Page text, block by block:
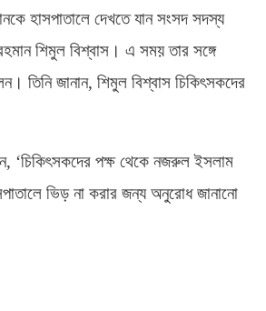
হাসপাতালে দেখতে যান সংসদ সদস্য
শিমুল বিশ্বাস। এ সময় তার সঙ্গে
তিনি জানান, শিমুল বিশ্বাস চিকিৎসকদের
, ‘চিকিৎসকদের পক্ষ থেকে নজরুল ইসলাম
ভিড় না করার জন্য অনুরোধ জানানো